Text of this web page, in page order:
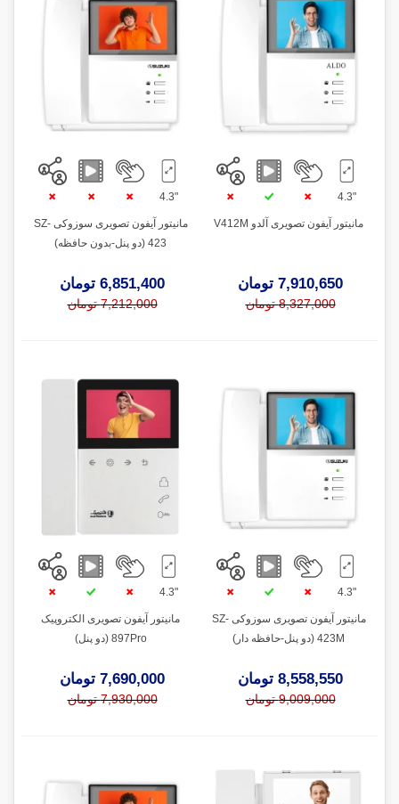
"4.3
مانیتور آیفون تصویری آلدو V412M
7,910,650 تومان
8,327,000 تومان
"4.3
مانیتور آیفون تصویری سوزوکی SZ-
423 (دو پنل-بدون حافظه)
6,851,400 تومان
7,212,000 تومان
"4.3
مانیتور آیفون تصویری سوزوکی SZ-
423M (دو پنل-حافظه دار)
8,558,550 تومان
9,009,000 تومان
"4.3
مانیتور آیفون تصویری الکتروپیک
897Pro (دو پنل)
7,690,000 تومان
7,930,000 تومان